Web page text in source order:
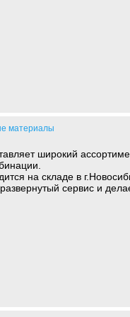
материалы
широкий
на складе в
сервис и